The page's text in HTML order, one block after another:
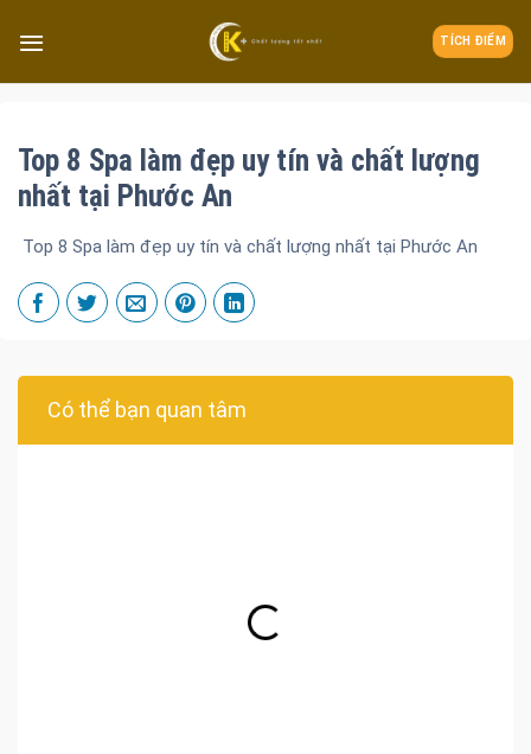
TÍCH ĐIỂM
Top 8 Spa làm đẹp uy tín và chất lượng
nhất tại Phước An
Top 8 Spa làm đẹp uy tín và chất lượng nhất tại Phước An
Có thể bạn quan tâm